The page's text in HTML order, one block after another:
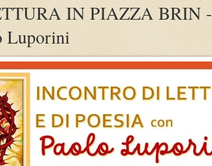
IN PIAZZA BRIN -
Luporini